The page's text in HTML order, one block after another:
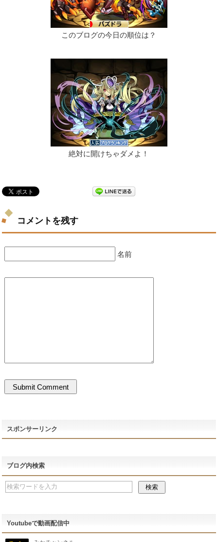
このブログの今日の順位は？
絶対に開けちゃダメよ！
コメントを残す
名前
スポンサーリンク
ブログ内検索
Youtubeで動画配信中